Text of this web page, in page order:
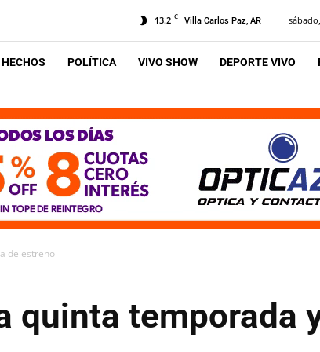
13.2 C Villa Carlos Paz, AR
POLÍTICA VIVO SHOW DEPORTE VIVO
de estreno
quinta temporada